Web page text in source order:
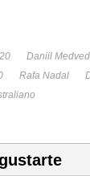
Daniil
Rafa Nadal